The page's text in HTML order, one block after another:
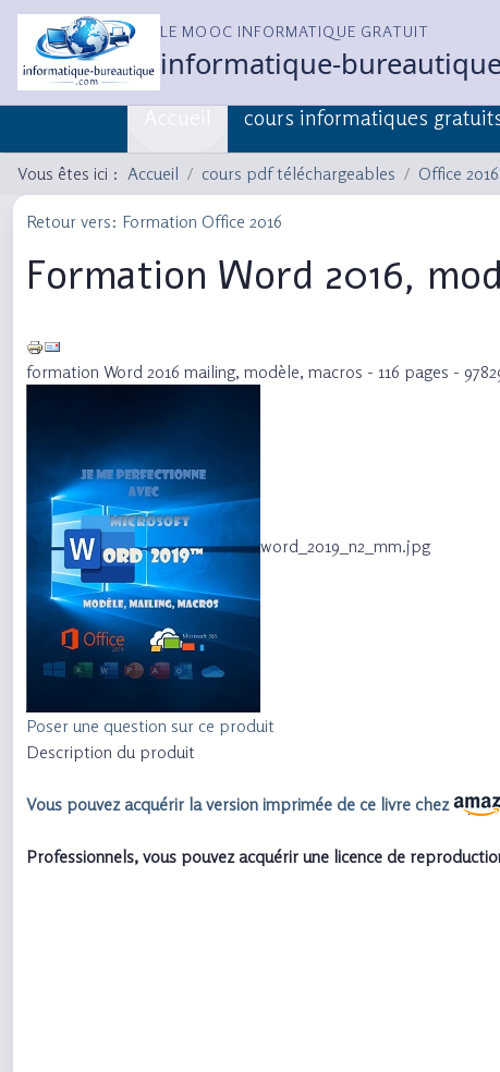
LE MOOC INFORMATIQUE GRATUIT
informatique-
cours informatiques
Vous êtes ici : Accueil cours pdf téléchargeables Office 2016
Retour vers: Formation Office 2016
Formation Word 2016,
formation Word 2016 mailing, modèle, macros - 116 pages -
word_2019_n2_mm.jpg
Poser une question sur ce produit
Description du produit
Vous pouvez acquérir la version imprimée de ce livre chez
Professionnels, vous pouvez acquérir une licence de